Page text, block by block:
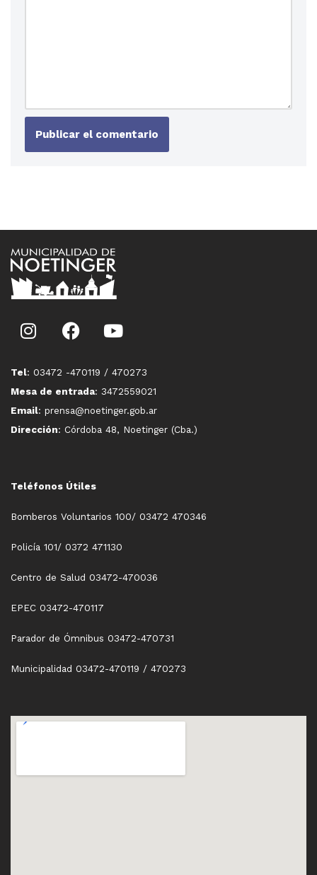
Tel: 03472 -470119 / 470273
Mesa de entrada: 3472559021
Email: prensa@noetinger.gob.ar
Dirección: Córdoba 48, Noetinger (Cba.)
Teléfonos Útiles
Bomberos Voluntarios 100/ 03472 470346
Policía 101/ 0372 471130
Centro de Salud 03472-470036
EPEC 03472-470117
Parador de Ómnibus 03472-470731
Municipalidad 03472-470119 / 470273